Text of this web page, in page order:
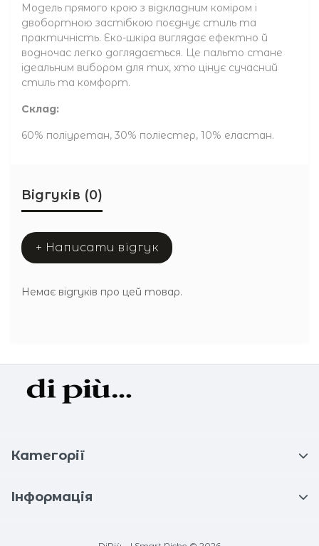
Модель прямого крою з відкладним коміром і
двобортною застібкою поєднує стиль та
практичність. Еко-шкіра виглядає ефектно й
водночас легко доглядається. Це пальто стане
ідеальним вибором для тих, хто цінує сучасний
стиль та комфорт.
Склад:
60% поліуретан, 30% поліестер, 10% еластан.
Відгуків (0)
+ Написати відгук
Немає відгуків про цей товар.
Категорії
Інформація